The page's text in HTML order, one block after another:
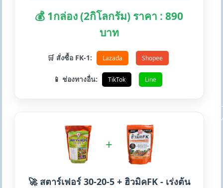
💰 1กล่อง (2กิโลกรัม) ราคา : 890
บาท
🛒 สั่งซื้อ FK-1: Lazada Shopee
📱 ช่องทางอื่น: TikTok Line
+
🚀 สตาร์เฟอร์ 30-20-5 + ฮิวมิคFK - เร่งต้น